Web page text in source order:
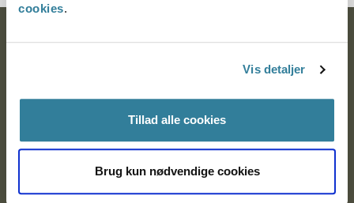
cookies.
Vis detaljer
Tillad alle cookies
Brug kun nødvendige cookies
Ankestyrelsen
Ankestyrelsen Aalborg